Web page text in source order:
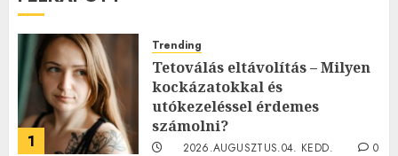
1
Trending
Tetoválás eltávolítás – Milyen
kockázatokkal és
utókezeléssel érdemes
számolni?
2026.AUGUSZTUS.04. KEDD.
0